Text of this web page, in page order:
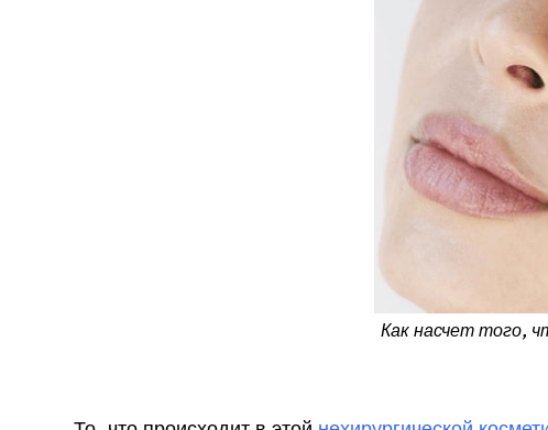
Как насчет того,